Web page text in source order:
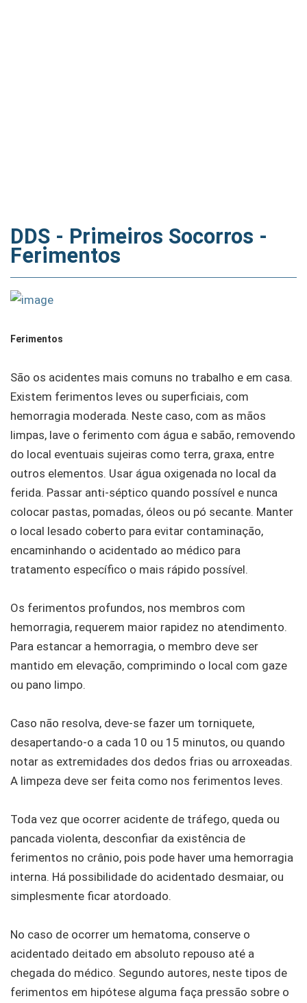
DDS - Primeiros Socorros -
Ferimentos
Ferimentos
São os acidentes mais comuns no trabalho e em casa.
Existem ferimentos leves ou superficiais, com
hemorragia moderada. Neste caso, com as mãos
limpas, lave o ferimento com água e sabão, removendo
do local eventuais sujeiras como terra, graxa, entre
outros elementos. Usar água oxigenada no local da
ferida. Passar anti-séptico quando possível e nunca
colocar pastas, pomadas, óleos ou pó secante. Manter
o local lesado coberto para evitar contaminação,
encaminhando o acidentado ao médico para
tratamento específico o mais rápido possível.
Os ferimentos profundos, nos membros com
hemorragia, requerem maior rapidez no atendimento.
Para estancar a hemorragia, o membro deve ser
mantido em elevação, comprimindo o local com gaze
ou pano limpo.
Caso não resolva, deve-se fazer um torniquete,
desapertando-o a cada 10 ou 15 minutos, ou quando
notar as extremidades dos dedos frias ou arroxeadas.
A limpeza deve ser feita como nos ferimentos leves.
Toda vez que ocorrer acidente de tráfego, queda ou
pancada violenta, desconfiar da existência de
ferimentos no crânio, pois pode haver uma hemorragia
interna. Há possibilidade do acidentado desmaiar, ou
simplesmente ficar atordoado.
No caso de ocorrer um hematoma, conserve o
acidentado deitado em absoluto repouso até a
chegada do médico. Segundo autores, neste tipos de
ferimentos em hipótese alguma faça pressão sobre o